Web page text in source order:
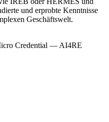
und erprobte Kenntnisse
Geschäftswelt.
Credential — AI4RE